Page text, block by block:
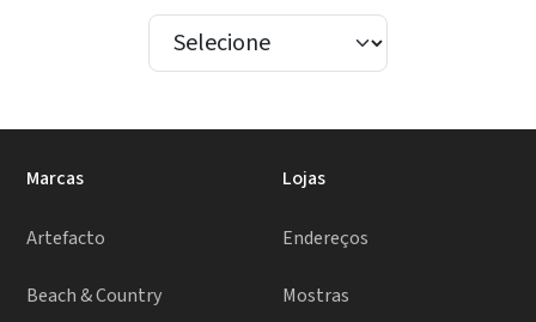
Marcas
Artefacto
Beach & Country
Lojas
Endereços
Mostras